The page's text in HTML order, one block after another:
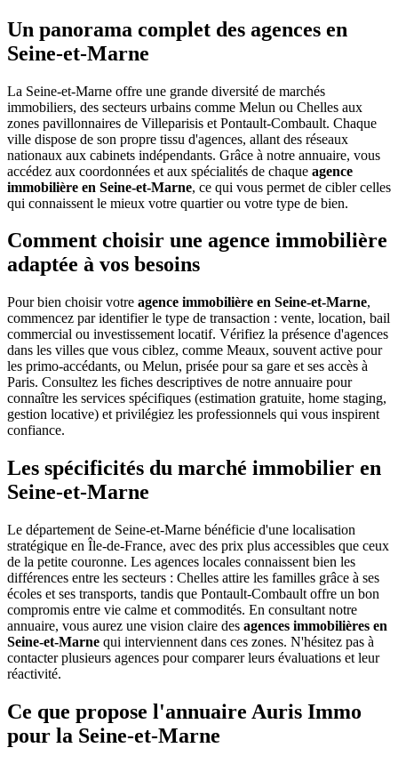
Un panorama complet des agences en
Seine-et-Marne
La Seine-et-Marne offre une grande diversité de marchés
immobiliers, des secteurs urbains comme Melun ou Chelles aux
zones pavillonnaires de Villeparisis et Pontault-Combault. Chaque
ville dispose de son propre tissu d'agences, allant des réseaux
nationaux aux cabinets indépendants. Grâce à notre annuaire, vous
accédez aux coordonnées et aux spécialités de chaque agence
immobilière en Seine-et-Marne, ce qui vous permet de cibler celles
qui connaissent le mieux votre quartier ou votre type de bien.
Comment choisir une agence immobilière
adaptée à vos besoins
Pour bien choisir votre agence immobilière en Seine-et-Marne,
commencez par identifier le type de transaction : vente, location, bail
commercial ou investissement locatif. Vérifiez la présence d'agences
dans les villes que vous ciblez, comme Meaux, souvent active pour
les primo-accédants, ou Melun, prisée pour sa gare et ses accès à
Paris. Consultez les fiches descriptives de notre annuaire pour
connaître les services spécifiques (estimation gratuite, home staging,
gestion locative) et privilégiez les professionnels qui vous inspirent
confiance.
Les spécificités du marché immobilier en
Seine-et-Marne
Le département de Seine-et-Marne bénéficie d'une localisation
stratégique en Île-de-France, avec des prix plus accessibles que ceux
de la petite couronne. Les agences locales connaissent bien les
différences entre les secteurs : Chelles attire les familles grâce à ses
écoles et ses transports, tandis que Pontault-Combault offre un bon
compromis entre vie calme et commodités. En consultant notre
annuaire, vous aurez une vision claire des agences immobilières en
Seine-et-Marne qui interviennent dans ces zones. N'hésitez pas à
contacter plusieurs agences pour comparer leurs évaluations et leur
réactivité.
Ce que propose l'annuaire Auris Immo
pour la Seine-et-Marne